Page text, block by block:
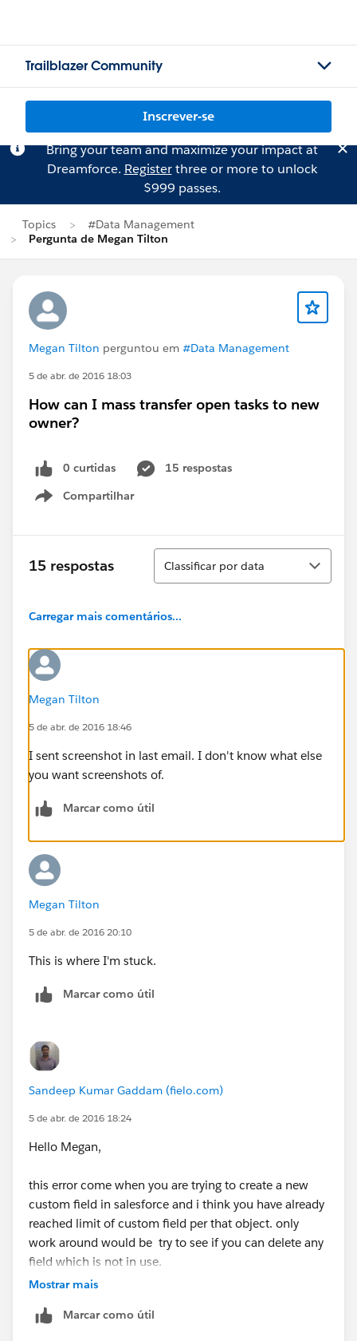
Trailblazer Community
Inscrever-se
Bring your team and maximize your impact at
Dreamforce. Registerthree or more to unlock
$999 passes.
Topics
#Data Management
Pergunta de Megan Tilton
Megan Tilton perguntou em #Data Management
5 de abr. de 2016 18:03
How can I mass transfer open tasks to new
owner?
0 curtidas
15 respostas
Compartilhar
Show menu
15 respostas
Classificar
Classificar por data
Carregar mais comentários...
Megan Tilton
5 de abr. de 2016 18:46
I sent screenshot in last email. I don't know what else
you want screenshots of.
Marcar como útil
Megan Tilton
5 de abr. de 2016 20:10
This is where I'm stuck.
Marcar como útil
Sandeep Kumar Gaddam (fielo.com)
5 de abr. de 2016 18:24
Hello Megan,
this error come when you are trying to create a new
custom field in salesforce and i think you have already
reached limit of custom field per that object. only
work around would be try to see if you can delete any
field which is not in use.
Mostrar mais
Marcar como útil